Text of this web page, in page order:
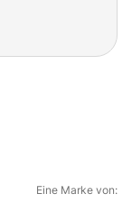
Eine Marke von: